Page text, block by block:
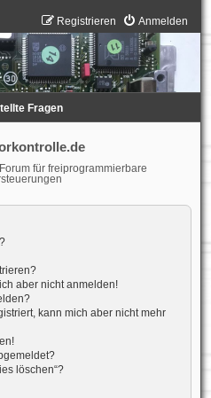
Anmelden
Registrieren
Fragen
für freiprogrammierbare
aber nicht anmelden!
kann mich aber nicht mehr
löschen“?